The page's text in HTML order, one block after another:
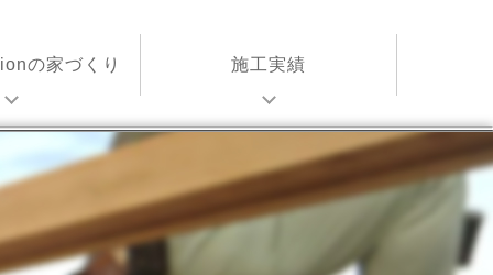
の家づくり 施工実績